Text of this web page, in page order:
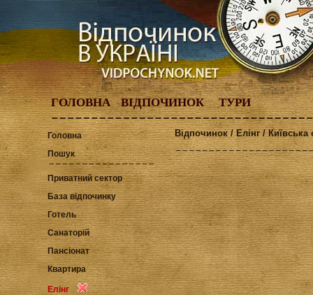
ГОЛОВНА ВІДПОЧИНОК ТУРИ
Головна
Пошук
Приватний сектор
База відпочинку
Готель
Санаторій
Пансіонат
Квартира
Елінг
Відпочинок / Елінг / Київська